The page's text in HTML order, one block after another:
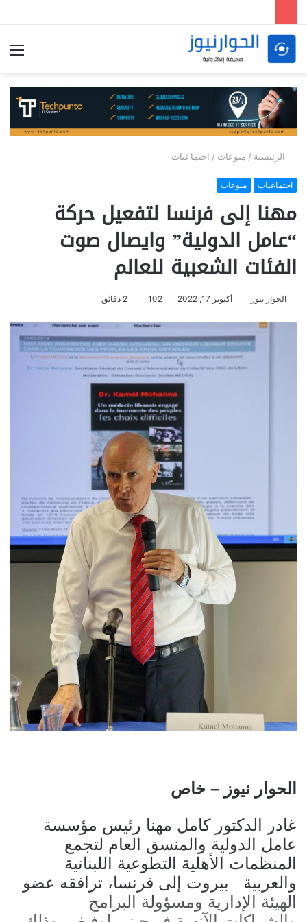
الرئيسية / منوعات / اجتماعيات
اجتماعيات منوعات
مهنا إلى فرنسا لتفعيل حركة
“عامل الدولية” وايصال صوت
الفئات الشعبية للعالم
الحوار نيوز أكتوبر 17, 2022 102
الحوار نيوز – خاص
غادر الدكتور كامل مهنا رئيس مؤسسة
عامل الدولية والمنسق العام لتجمع
المنظمات الأهلية التطوعية اللبنانية
والعربية بيروت إلى فرنسا، ترافقه عضو
الهيئة الإدارية ومسؤولة البرامج